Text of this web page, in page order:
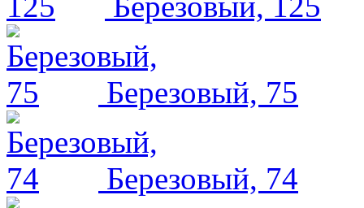
Березовый, 75
Березовый, 74